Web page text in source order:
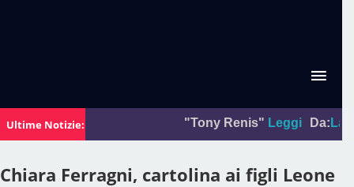
Ultime Notizie: "Tony Renis" Leggi Da: La foto
Chiara Ferragni, cartolina ai figli Leone